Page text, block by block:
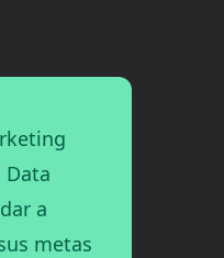
a
metas